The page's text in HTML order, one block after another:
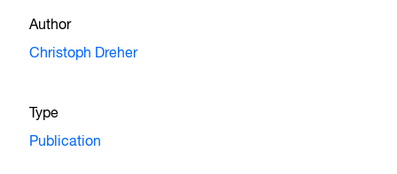
Author
Christoph Dreher
Type
Publication